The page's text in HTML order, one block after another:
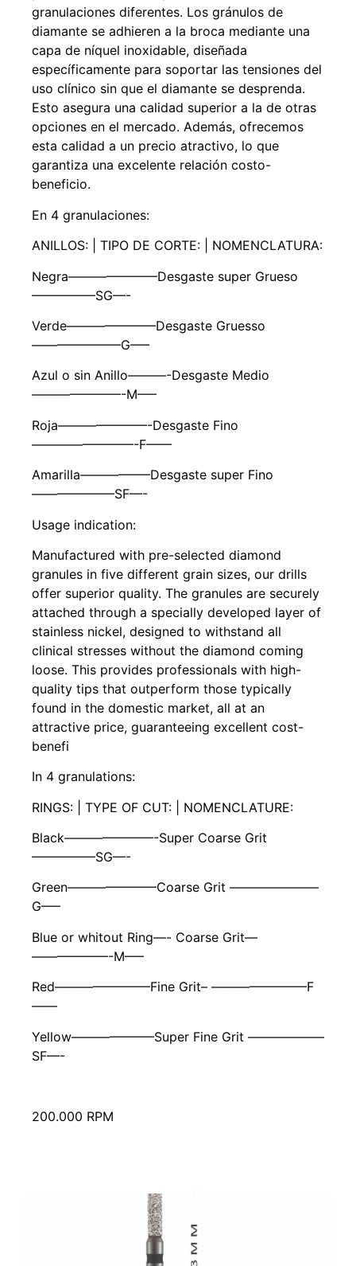
granulaciones diferentes. Los gránulos de
diamante se adhieren a la broca mediante una
capa de níquel inoxidable, diseñada
específicamente para soportar las tensiones del
uso clínico sin que el diamante se desprenda.
Esto asegura una calidad superior a la de otras
opciones en el mercado. Además, ofrecemos
esta calidad a un precio atractivo, lo que
garantiza una excelente relación costo-
beneficio.
En 4 granulaciones:
ANILLOS: | TIPO DE CORTE: | NOMENCLATURA:
Negra———————Desgaste super Grueso
—————SG—-
Verde———————Desgaste Gruesso
———————G—–
Azul o sin Anillo———-Desgaste Medio
———————-M—–
Roja———————-Desgaste Fino
————————-F——
Amarilla—————–Desgaste super Fino
——————–SF—-
Usage indication:
Manufactured with pre-selected diamond
granules in five different grain sizes, our drills
offer superior quality. The granules are securely
attached through a specially developed layer of
stainless nickel, designed to withstand all
clinical stresses without the diamond coming
loose. This provides professionals with high-
quality tips that outperform those typically
found in the domestic market, all at an
attractive price, guaranteeing excellent cost-
benefi
In 4 granulations:
RINGS: | TYPE OF CUT: | NOMENCLATURE:
Black———————-Super Coarse Grit
—————SG—-
Green———————Coarse Grit ———————
G—–
Blue or whitout Ring—- Coarse Grit—
——————-M—–
Red———————–Fine Grit– ———————–F
——
Yellow——————–Super Fine Grit ——————
SF—-
200.000 RPM